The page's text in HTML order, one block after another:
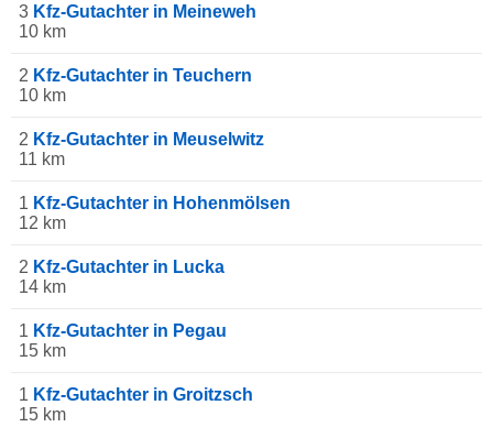
3 Kfz-Gutachter in Meineweh
10 km
2 Kfz-Gutachter in Teuchern
10 km
2 Kfz-Gutachter in Meuselwitz
11 km
1 Kfz-Gutachter in Hohenmölsen
12 km
2 Kfz-Gutachter in Lucka
14 km
1 Kfz-Gutachter in Pegau
15 km
1 Kfz-Gutachter in Groitzsch
15 km